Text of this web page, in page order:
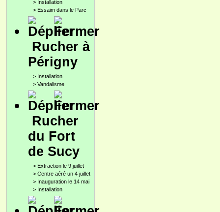
> Installation
> Essaim dans le Parc
Rucher à
Périgny
> Installation
> Vandalisme
Rucher
du Fort
de Sucy
> Extraction le 9 juillet
> Centre aéré un 4 juillet
> Inauguration le 14 mai
> Installation